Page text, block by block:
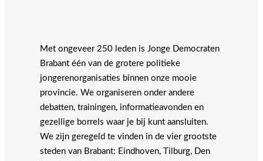
Met ongeveer 250 leden is Jonge Democraten
Brabant één van de grotere politieke
jongerenorganisaties binnen onze mooie
provincie. We organiseren onder andere
debatten, trainingen, informatieavonden en
gezellige borrels waar je bij kunt aansluiten.
We zijn geregeld te vinden in de vier grootste
steden van Brabant: Eindhoven, Tilburg, Den